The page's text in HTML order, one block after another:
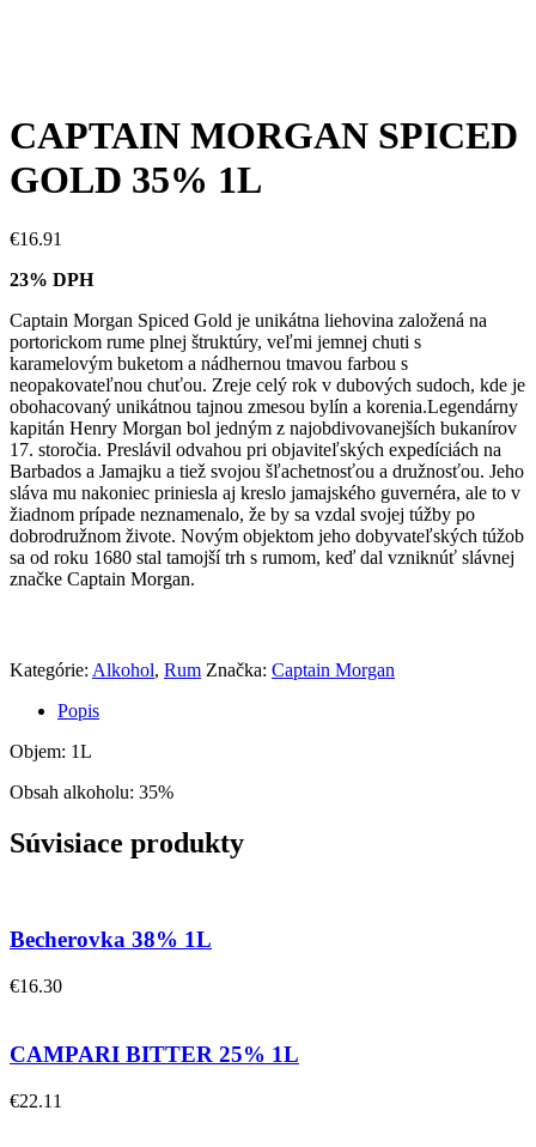
CAPTAIN MORGAN SPICED
GOLD 35% 1L
€16.91
23% DPH
Captain Morgan Spiced Gold je unikátna liehovina založená na
portorickom rume plnej štruktúry, veľmi jemnej chuti s
karamelovým buketom a nádhernou tmavou farbou s
neopakovateľnou chuťou. Zreje celý rok v dubových sudoch, kde je
obohacovaný unikátnou tajnou zmesou bylín a korenia.Legendárny
kapitán Henry Morgan bol jedným z najobdivovanejších bukanírov
17. storočia. Preslávil odvahou pri objaviteľských expedíciách na
Barbados a Jamajku a tiež svojou šľachetnosťou a družnosťou. Jeho
sláva mu nakoniec priniesla aj kreslo jamajského guvernéra, ale to v
žiadnom prípade neznamenalo, že by sa vzdal svojej túžby po
dobrodružnom živote. Novým objektom jeho dobyvateľských túžob
sa od roku 1680 stal tamojší trh s rumom, keď dal vzniknúť slávnej
značke Captain Morgan.
Kategórie: Alkohol, Rum Značka: Captain Morgan
Popis
Objem: 1L
Obsah alkoholu: 35%
Súvisiace produkty
Becherovka 38% 1L
€16.30
CAMPARI BITTER 25% 1L
€22.11